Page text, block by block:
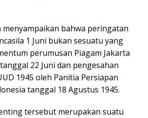
menyampaikan bahwa peringatan
1 Juni bukan sesuatu yang
perumusan Piagam Jakarta
22 Juni dan pengesahan
1945 oleh Panitia Persiapan
tanggal 18 Agustus 1945.
tersebut merupakan suatu